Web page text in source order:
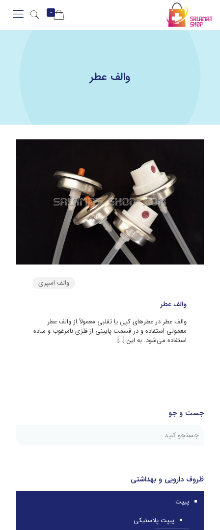
0
والف عطر
والف اسپری
والف عطر
والف عطر در عطرهای کپی یا تقلبی معمولاً از والف عطر
معمولی استفاده و در قسمت پایینی از فلزی نامرغوب و ساده
استفاده می‌شود. به این […]
جست و جو
ظروف دارویی و بهداشتی
پیپت
پیپت پلاستیکی